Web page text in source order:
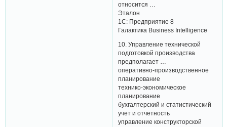
относится …
Эталон
1С: Предприятие 8
Галактика Business Intelligence
10. Управление технической
подготовкой производства
предполагает …
оперативно-производственное
планирование
технико-экономическое
планирование
бухгалтерский и статистический
учет и отчетность
управление конструкторской